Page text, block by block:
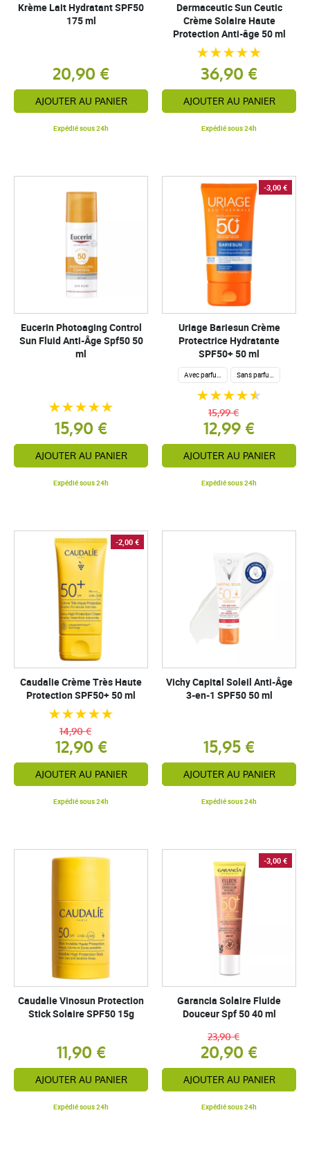
Krème Lait Hydratant SPF50
175 ml
20,90 €
AJOUTER AU PANIER
Expédié sous 24h
Dermaceutic Sun Ceutic
Crème Solaire Haute
Protection Anti-âge 50 ml
36,90 €
AJOUTER AU PANIER
Expédié sous 24h
Eucerin Photoaging Control
Sun Fluid Anti-Âge Spf50 50
ml
15,90 €
AJOUTER AU PANIER
Expédié sous 24h
-3,00 €
Uriage Bariesun Crème
Protectrice Hydratante
SPF50+ 50 ml
Avec parfum Sans parfum
12,99 €
15,99 €
AJOUTER AU PANIER
Expédié sous 24h
-2,00 €
Caudalie Crème Très Haute
Protection SPF50+ 50 ml
12,90 €
14,90 €
AJOUTER AU PANIER
Expédié sous 24h
Vichy Capital Soleil Anti-Âge
3-en-1 SPF50 50 ml
15,95 €
AJOUTER AU PANIER
Expédié sous 24h
Caudalie Vinosun Protection
Stick Solaire SPF50 15g
11,90 €
AJOUTER AU PANIER
Expédié sous 24h
-3,00 €
Garancia Solaire Fluide
Douceur Spf 50 40 ml
20,90 €
23,90 €
AJOUTER AU PANIER
Expédié sous 24h